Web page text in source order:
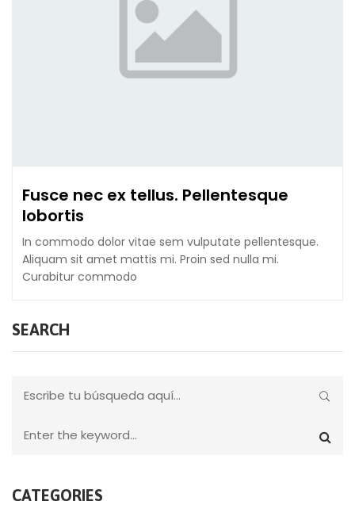
Fusce nec ex tellus. Pellentesque
lobortis
In commodo dolor vitae sem vulputate pellentesque.
Aliquam sit amet mattis mi. Proin sed nulla mi.
Curabitur commodo
SEARCH
CATEGORIES